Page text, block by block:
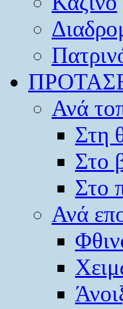
Ανά
Στη
Στο
Στο
Ανά